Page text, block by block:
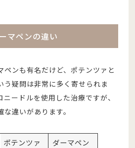
マペンの違い
ペンも有名だけど、ポテンツァと
う疑問は非常に多く寄せられま
ードルを使用した治療ですが、
違いがあります。
ポテンツァ
ダーマペン